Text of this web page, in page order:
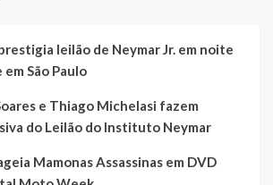
leilão de Neymar Jr. em noite
São Paulo
e Thiago Michelasi fazem
do Leilão do Instituto Neymar
Mamonas Assassinas em DVD